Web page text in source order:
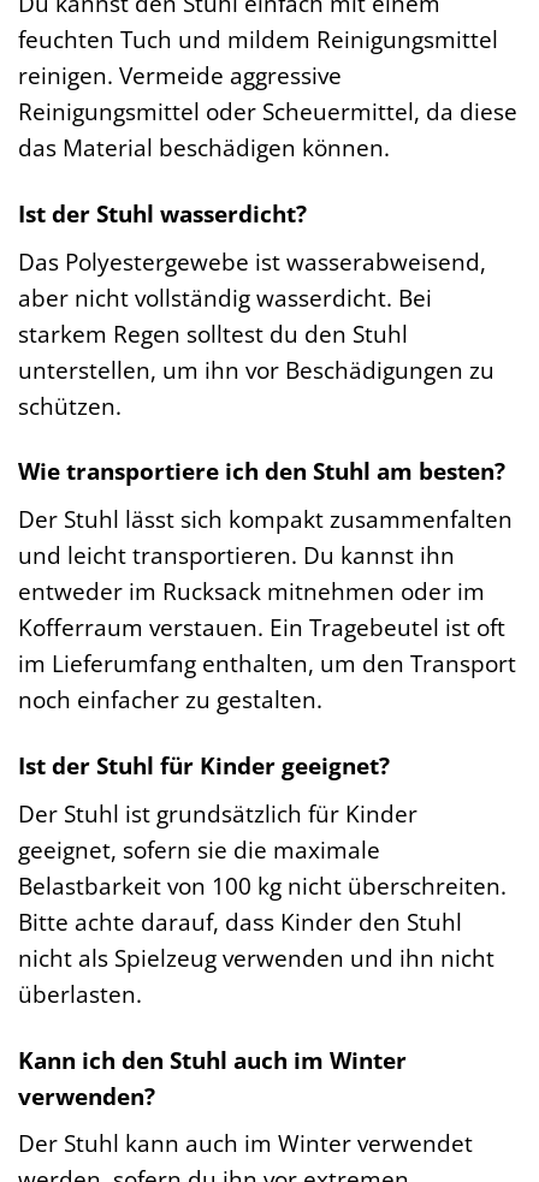
feuchten Tuch und mildem Reinigungsmittel
reinigen. Vermeide aggressive
Reinigungsmittel oder Scheuermittel, da diese
das Material beschädigen können.
Ist der Stuhl wasserdicht?
Das Polyestergewebe ist wasserabweisend,
aber nicht vollständig wasserdicht. Bei
starkem Regen solltest du den Stuhl
unterstellen, um ihn vor Beschädigungen zu
schützen.
Wie transportiere ich den Stuhl am besten?
Der Stuhl lässt sich kompakt zusammenfalten
und leicht transportieren. Du kannst ihn
entweder im Rucksack mitnehmen oder im
Kofferraum verstauen. Ein Tragebeutel ist oft
im Lieferumfang enthalten, um den Transport
noch einfacher zu gestalten.
Ist der Stuhl für Kinder geeignet?
Der Stuhl ist grundsätzlich für Kinder
geeignet, sofern sie die maximale
Belastbarkeit von 100 kg nicht überschreiten.
Bitte achte darauf, dass Kinder den Stuhl
nicht als Spielzeug verwenden und ihn nicht
überlasten.
Kann ich den Stuhl auch im Winter
verwenden?
Der Stuhl kann auch im Winter verwendet